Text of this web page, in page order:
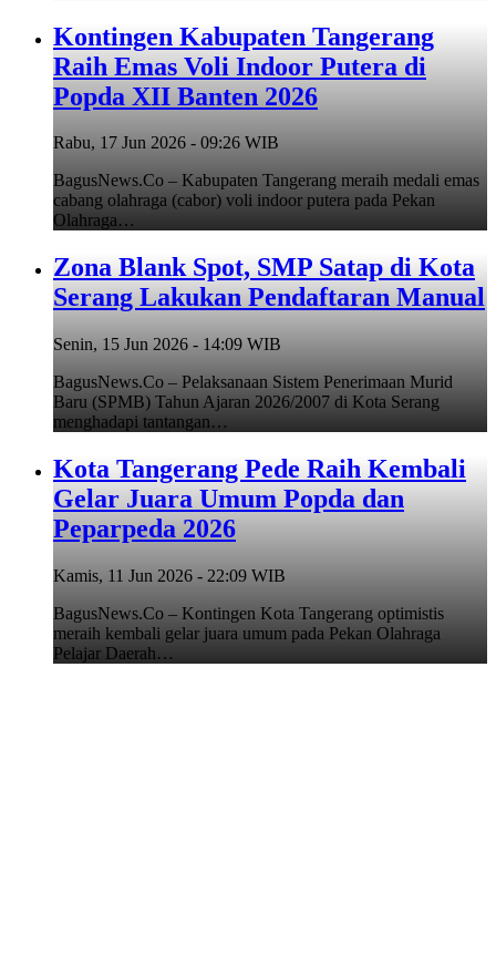
Kontingen Kabupaten Tangerang
Raih Emas Voli Indoor Putera di
Popda XII Banten 2026
Rabu, 17 Jun 2026 - 09:26 WIB
BagusNews.Co – Kabupaten Tangerang meraih medali emas
cabang olahraga (cabor) voli indoor putera pada Pekan
Olahraga…
Zona Blank Spot, SMP Satap di Kota
Serang Lakukan Pendaftaran Manual
Senin, 15 Jun 2026 - 14:09 WIB
BagusNews.Co – Pelaksanaan Sistem Penerimaan Murid
Baru (SPMB) Tahun Ajaran 2026/2007 di Kota Serang
menghadapi tantangan…
Kota Tangerang Pede Raih Kembali
Gelar Juara Umum Popda dan
Peparpeda 2026
Kamis, 11 Jun 2026 - 22:09 WIB
BagusNews.Co – Kontingen Kota Tangerang optimistis
meraih kembali gelar juara umum pada Pekan Olahraga
Pelajar Daerah…